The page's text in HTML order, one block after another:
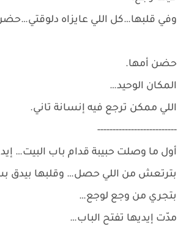
وفي قلبها…كل اللي عايزاه
حضن أمها.
المكان الوحيد…
اللي ممكن ترجع فيه إنسانة تاني.
--------------------------
أول ما وصلت حبيبة قدام باب البيت…
بترتعش من اللي حصل… وقلبها بيدق
بتجري من وجع لوجع…
مدّت إيديها تفتح الباب…